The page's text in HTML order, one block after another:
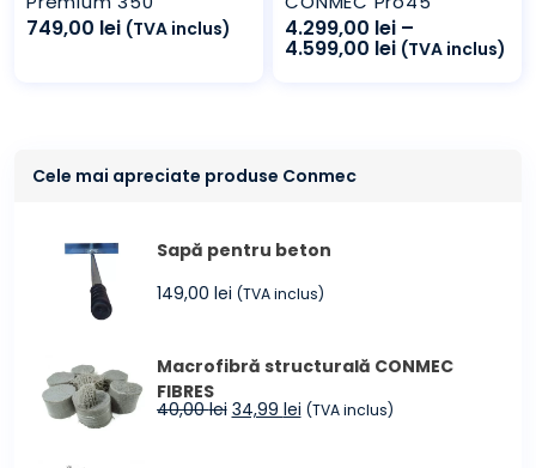
749,00 lei (TVA inclus) 4.299,00 lei –
4.599,00 leiInterval
de
(TVA inclus)
Cele mai apreciate produse Conmec
Sapă pentru beton
149,00 lei (TVA inclus)
Macrofibră structurală CONMEC
FIBRES
40,00lei Prețul
34,99 leiPrețul
(TVA inclus)